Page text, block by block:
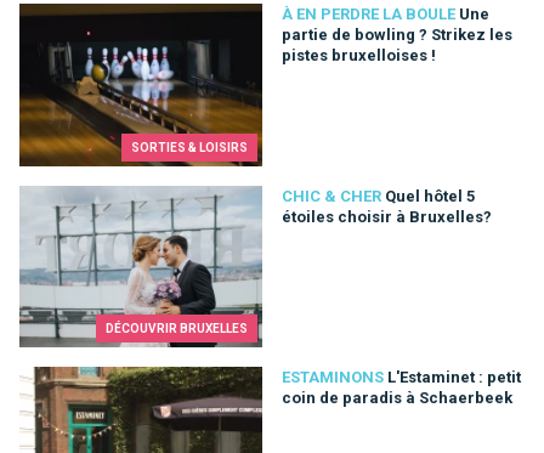
SORTIES & LOISIRS
À EN PERDRE LA BOULE Une
partie de bowling ? Strikez les
pistes bruxelloises !
Une partie de bowling ? Strikez les pistes bruxelloises !
DÉCOUVRIR BRUXELLES
CHIC & CHER Quel hôtel 5
étoiles choisir à Bruxelles?
Quel hôtel 5 étoiles choisir à Bruxelles?
ESTAMINONS L'Estaminet : petit
coin de paradis à Schaerbeek
L'Estaminet : petit coin de paradis à Schaerbeek